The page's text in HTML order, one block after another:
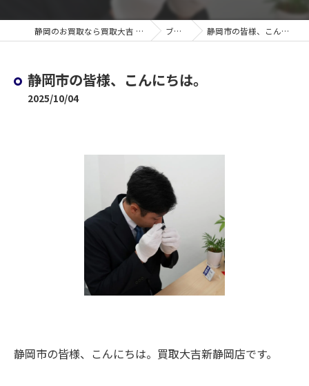
静岡のお買取なら買取大吉 新静岡店 ブログ 静岡市の皆様、こんにちは。
静岡市の皆様、こんにちは。
2025/10/04
静岡市の皆様、こんにちは。買取大吉新静岡店です。